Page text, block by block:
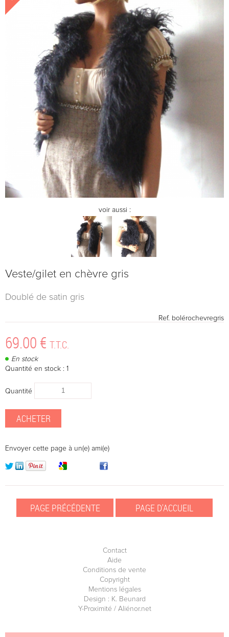
voir aussi :
Veste/gilet en chèvre gris
Doublé de satin gris
Ref. bolérochevregris
69.00 € T.T.C.
En stock
Quantité en stock : 1
Quantité
Envoyer cette page à un(e) ami(e)
Contact
Aide
Conditions de vente
Copyright
Mentions légales
Design : K. Beunard
Y-Proximité / Aliénor.net